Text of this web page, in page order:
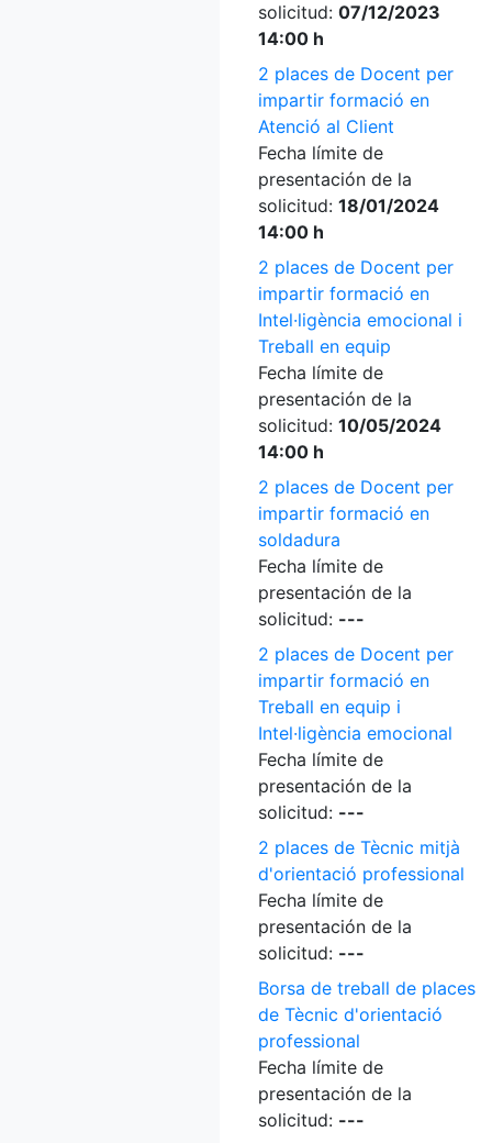
solicitud: 07/12/2023
14:00 h
2 places de Docent per
impartir formació en
Atenció al Client
Fecha límite de
presentación de la
solicitud: 18/01/2024
14:00 h
2 places de Docent per
impartir formació en
Intel·ligència emocional i
Treball en equip
Fecha límite de
presentación de la
solicitud: 10/05/2024
14:00 h
2 places de Docent per
impartir formació en
soldadura
Fecha límite de
presentación de la
solicitud: ---
2 places de Docent per
impartir formació en
Treball en equip i
Intel·ligència emocional
Fecha límite de
presentación de la
solicitud: ---
2 places de Tècnic mitjà
d'orientació professional
Fecha límite de
presentación de la
solicitud: ---
Borsa de treball de places
de Tècnic d'orientació
professional
Fecha límite de
presentación de la
solicitud: ---